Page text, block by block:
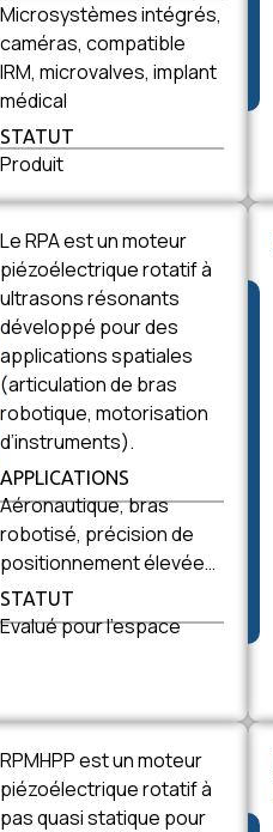
Microsystèmes intégrés,
caméras, compatible
IRM, microvalves, implant
médical
STATUT
Produit
Le RPA est un moteur
piézoélectrique rotatif à
ultrasons résonants
développé pour des
applications spatiales
(articulation de bras
robotique, motorisation
d’instruments).
APPLICATIONS
Aéronautique, bras
robotisé, précision de
positionnement élevée…
STATUT
Evalué pour l’espace
RPMHPP est un moteur
piézoélectrique rotatif à
pas quasi statique pour